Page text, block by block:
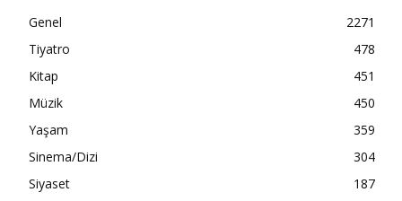
Genel
2271
Tiyatro
478
Kitap
451
Müzik
450
Yaşam
359
Sinema/Dizi
304
Siyaset
187